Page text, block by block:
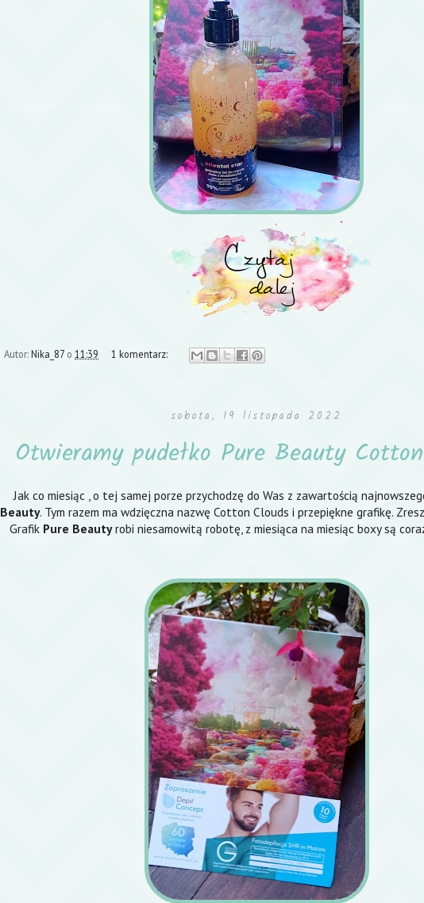
Autor:Nika_87 o 11:39 1 komentarz:
sobota, 19 listopada 2022
Otwieramy pudełko Pure Beauty
Jak co miesiąc , o tej samej porze przychodzę do Was z zawartością
Beauty. Tym razem ma wdzięczna nazwę Cotton Clouds i przepiękne grafikę.
Grafik Pure Beautyrobi niesamowitą robotę, z miesiąca na miesiąc boxy są